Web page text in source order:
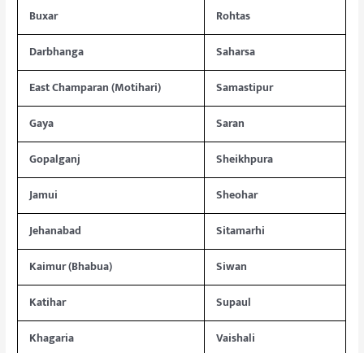
Buxar
Rohtas
Darbhanga
Saharsa
East Champaran (Motihari)
Samastipur
Gaya
Saran
Gopalganj
Sheikhpura
Jamui
Sheohar
Jehanabad
Sitamarhi
Kaimur (Bhabua)
Siwan
Katihar
Supaul
Khagaria
Vaishali